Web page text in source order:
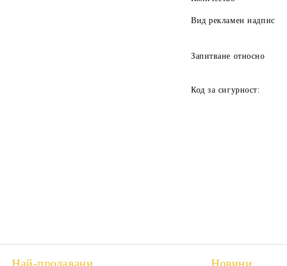
Вид рекламен надпис
Запитване относно
Код за сигурност:
Най-продавани Новини